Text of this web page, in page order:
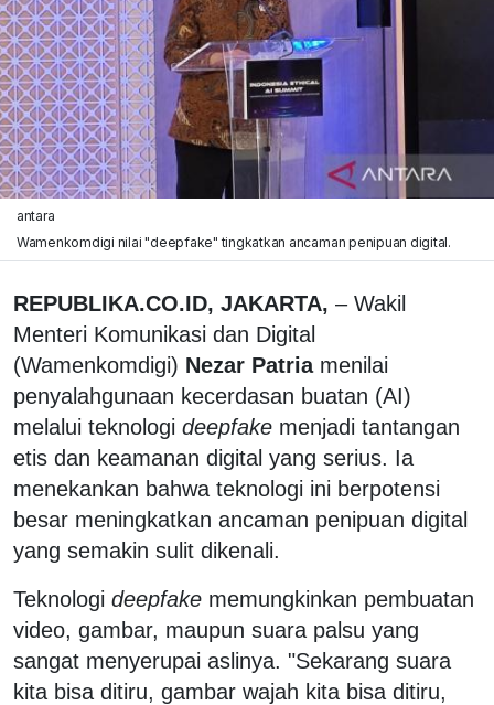
antara
Wamenkomdigi nilai "deepfake" tingkatkan ancaman penipuan digital.
REPUBLIKA.CO.ID, JAKARTA, – Wakil
Menteri Komunikasi dan Digital
(Wamenkomdigi) Nezar Patriamenilai
penyalahgunaan kecerdasan buatan (AI)
melalui teknologi deepfake menjadi tantangan
etis dan keamanan digital yang serius. Ia
menekankan bahwa teknologi ini berpotensi
besar meningkatkan ancaman penipuan digital
yang semakin sulit dikenali.
Teknologi deepfake memungkinkan pembuatan
video, gambar, maupun suara palsu yang
sangat menyerupai aslinya. "Sekarang suara
kita bisa ditiru, gambar wajah kita bisa ditiru,